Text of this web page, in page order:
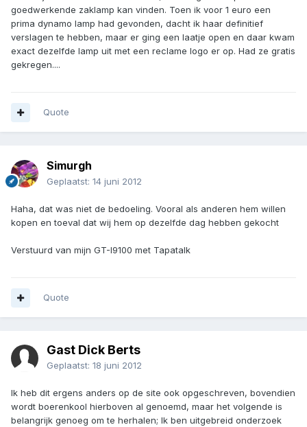
goedwerkende zaklamp kan vinden. Toen ik voor 1 euro een
prima dynamo lamp had gevonden, dacht ik haar definitief
verslagen te hebben, maar er ging een laatje open en daar kwam
exact dezelfde lamp uit met een reclame logo er op. Had ze gratis
gekregen....
Quote
Simurgh
Geplaatst: 14 juni 2012
Haha, dat was niet de bedoeling. Vooral als anderen hem willen
kopen en toeval dat wij hem op dezelfde dag hebben gekocht
Verstuurd van mijn GT-I9100 met Tapatalk
Quote
Gast Dick Berts
Geplaatst: 18 juni 2012
Ik heb dit ergens anders op de site ook opgeschreven, bovendien
wordt boerenkool hierboven al genoemd, maar het volgende is
belangrijk genoeg om te herhalen; Ik ben uitgebreid onderzoek